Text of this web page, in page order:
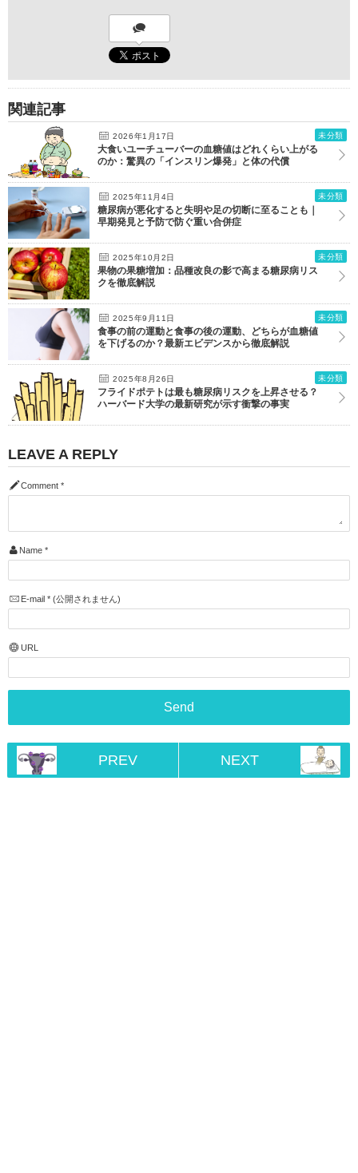
関連記事
2026年1月17日 未分類
大食いユーチューバーの血糖値はどれくらい上がる
のか：驚異の「インスリン爆発」と体の代償
2025年11月4日 未分類
糖尿病が悪化すると失明や足の切断に至ることも｜
早期発見と予防で防ぐ重い合併症
2025年10月2日 未分類
果物の果糖増加：品種改良の影で高まる糖尿病リス
クを徹底解説
2025年9月11日 未分類
食事の前の運動と食事の後の運動、どちらが血糖値
を下げるのか？最新エビデンスから徹底解説
2025年8月26日 未分類
フライドポテトは最も糖尿病リスクを上昇させる？
ハーバード大学の最新研究が示す衝撃の事実
LEAVE A REPLY
Comment *
Name *
E-mail *(公開されません)
URL
PREV NEXT